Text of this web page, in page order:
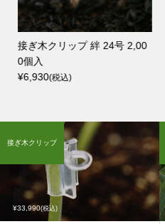
接ぎ木クリップ 絆 24号 2,00
0個入
¥6,930(税込)
¥33,990(税込)
接ぎ木クリップ